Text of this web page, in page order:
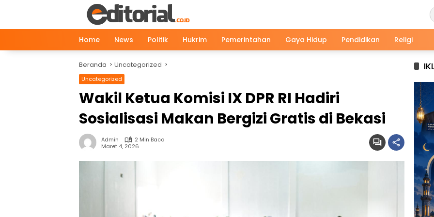
Home
News Politik Hukrim Pemerintahan Gaya Hidup Pendidikan Religi
Beranda Uncategorized
Uncategorized
Wakil Ketua Komisi IX DPR RI Hadiri
Sosialisasi Makan Bergizi Gratis di Bekasi
Admin
2 Min Baca
Maret 4, 2026